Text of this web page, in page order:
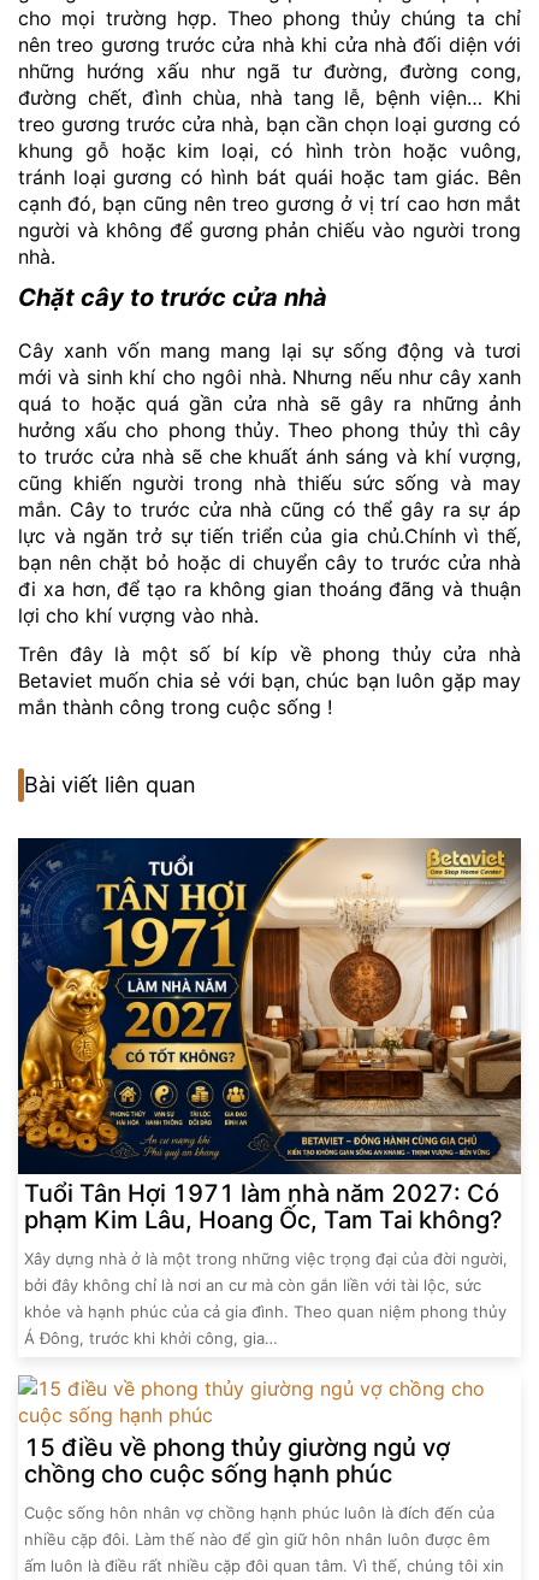
cho mọi trường hợp. Theo phong thủy chúng ta chỉ
nên treo gương trước cửa nhà khi cửa nhà đối diện với
những hướng xấu như ngã tư đường, đường cong,
đường chết, đình chùa, nhà tang lễ, bệnh viện… Khi
treo gương trước cửa nhà, bạn cần chọn loại gương có
khung gỗ hoặc kim loại, có hình tròn hoặc vuông,
tránh loại gương có hình bát quái hoặc tam giác. Bên
cạnh đó, bạn cũng nên treo gương ở vị trí cao hơn mắt
người và không để gương phản chiếu vào người trong
nhà.
Chặt cây to trước cửa nhà
Cây xanh vốn mang mang lại sự sống động và tươi
mới và sinh khí cho ngôi nhà. Nhưng nếu như cây xanh
quá to hoặc quá gần cửa nhà sẽ gây ra những ảnh
hưởng xấu cho phong thủy. Theo phong thủy thì cây
to trước cửa nhà sẽ che khuất ánh sáng và khí vượng,
cũng khiến người trong nhà thiếu sức sống và may
mắn. Cây to trước cửa nhà cũng có thể gây ra sự áp
lực và ngăn trở sự tiến triển của gia chủ.Chính vì thế,
bạn nên chặt bỏ hoặc di chuyển cây to trước cửa nhà
đi xa hơn, để tạo ra không gian thoáng đãng và thuận
lợi cho khí vượng vào nhà.
Trên đây là một số bí kíp về phong thủy cửa nhà
Betaviet muốn chia sẻ với bạn, chúc bạn luôn gặp may
mắn thành công trong cuộc sống !
Bài viết liên quan
Tuổi Tân Hợi 1971 làm nhà năm 2027: Có
phạm Kim Lâu, Hoang Ốc, Tam Tai không?
Xây dựng nhà ở là một trong những việc trọng đại của đời người,
bởi đây không chỉ là nơi an cư mà còn gắn liền với tài lộc, sức
khỏe và hạnh phúc của cả gia đình. Theo quan niệm phong thủy
Á Đông, trước khi khởi công, gia…
15 điều về phong thủy giường ngủ vợ
chồng cho cuộc sống hạnh phúc
Cuộc sống hôn nhân vợ chồng hạnh phúc luôn là đích đến của
nhiều cặp đôi. Làm thế nào để gìn giữ hôn nhân luôn được êm
ấm luôn là điều rất nhiều cặp đôi quan tâm. Vì thế, chúng tôi xin